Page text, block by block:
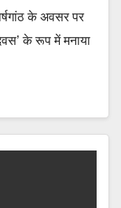
के अवसर पर
के रूप में मनाया